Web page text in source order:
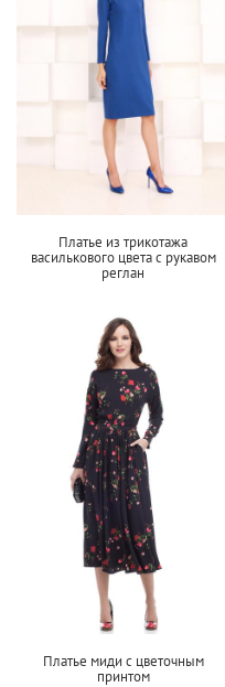
Платье из трикотажа
василькового цвета с рукавом
реглан
Платье миди с цветочным
принтом